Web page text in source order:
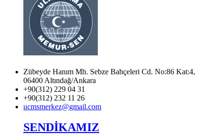
Zübeyde Hanım Mh. Sebze Bahçeleri Cd. No:86 Kat:4,
06400 Altındağ/Ankara
+90(312) 229 04 31
+90(312) 232 11 26
ucmsmerkez@gmail.com
SENDİKAMIZ